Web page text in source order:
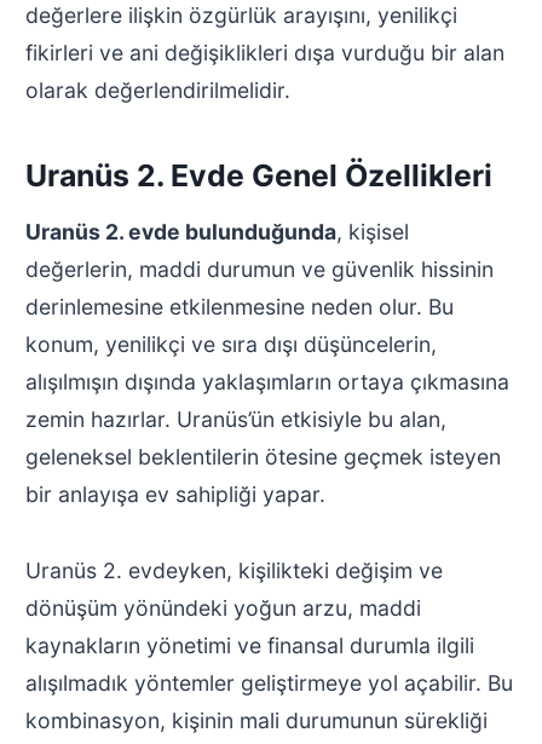
değerlere ilişkin özgürlük arayışını, yenilikçi
fikirleri ve ani değişiklikleri dışa vurduğu bir alan
olarak değerlendirilmelidir.
Uranüs 2. Evde Genel Özellikleri
Uranüs 2. evde bulunduğunda, kişisel
değerlerin, maddi durumun ve güvenlik hissinin
derinlemesine etkilenmesine neden olur. Bu
konum, yenilikçi ve sıra dışı düşüncelerin,
alışılmışın dışında yaklaşımların ortaya çıkmasına
zemin hazırlar. Uranüs’ün etkisiyle bu alan,
geleneksel beklentilerin ötesine geçmek isteyen
bir anlayışa ev sahipliği yapar.
Uranüs 2. evdeyken, kişilikteki değişim ve
dönüşüm yönündeki yoğun arzu, maddi
kaynakların yönetimi ve finansal durumla ilgili
alışılmadık yöntemler geliştirmeye yol açabilir. Bu
kombinasyon, kişinin mali durumunun sürekliği